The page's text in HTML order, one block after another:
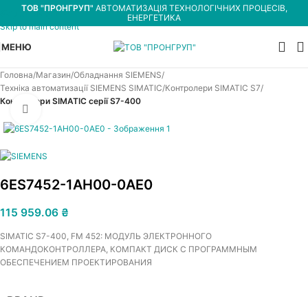
Skip to navigation
Skip to main content
ТОВ "ПРОНГРУП" АВТОМАТИЗАЦІЯ ТЕХНОЛОГІЧНИХ ПРОЦЕСІВ,
ЕНЕРГЕТИКА
МЕНЮ
Головна Магазин Обладнання SIEMENS
Техніка автоматизації SIEMENS SIMATIC Контролери SIMATIC S7
Контролери SIMATIC серії S7-400
Увеличить
6ES7452-1AH00-0AE0
115 959.06 ₴
SIMATIC S7-400, FM 452: МОДУЛЬ ЭЛЕКТРОННОГО
КОМАНДОКОНТРОЛЛЕРА, КОМПАКТ ДИСК С ПРОГРАММНЫМ
ОБЕСПЕЧЕНИЕМ ПРОЕКТИРОВАНИЯ